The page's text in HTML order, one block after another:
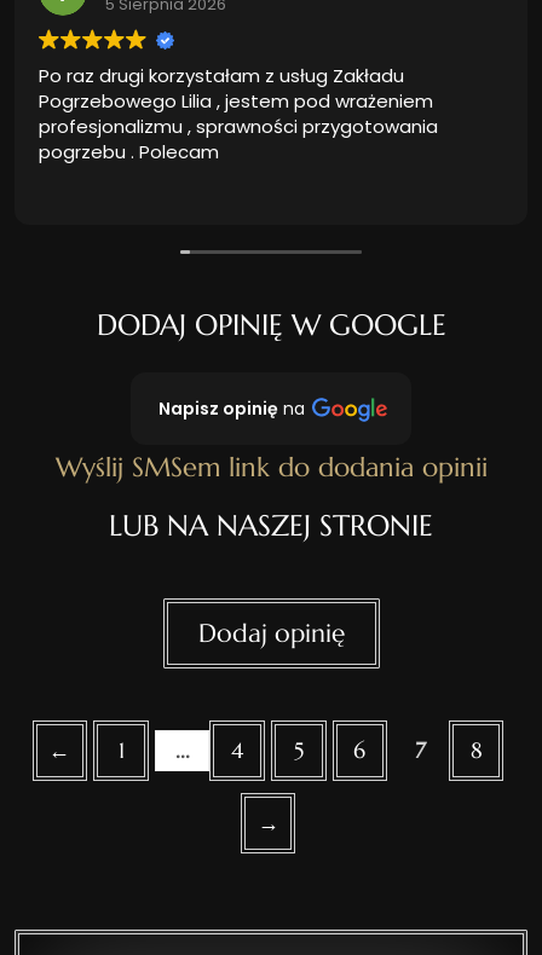
Po raz drugi korzystałam z usług Zakładu
Pogrzebowego Lilia , jestem pod wrażeniem
profesjonalizmu , sprawności przygotowania
pogrzebu . Polecam
DODAJ OPINIĘ W GOOGLE
Napisz opinię na
Wyślij SMSem link do dodania opinii
LUB NA NASZEJ STRONIE
Guestbook list navigation
← 1 ... 4 5 6 7 8
→